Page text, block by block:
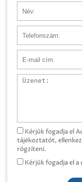
Üzenet
Kérjük fogadja el
tájékoztatót,
rögzíteni.
Kérjük fogadja el